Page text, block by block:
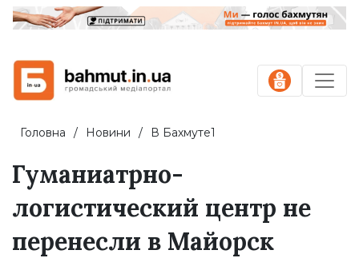
Головна Новини В Бахмуте1
Гуманиатрно-
логистический центр не
перенесли в Майорск